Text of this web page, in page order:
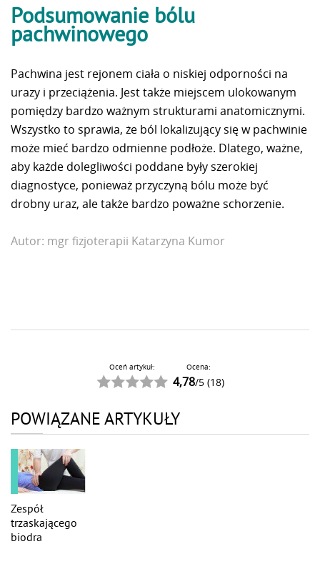
Podsumowanie bólu
pachwinowego
Pachwina jest rejonem ciała o niskiej odporności na
urazy i przeciążenia. Jest także miejscem ulokowanym
pomiędzy bardzo ważnym strukturami anatomicznymi.
Wszystko to sprawia, że ból lokalizujący się w pachwinie
może mieć bardzo odmienne podłoże. Dlatego, ważne,
aby każde dolegliwości poddane były szerokiej
diagnostyce, ponieważ przyczyną bólu może być
drobny uraz, ale także bardzo poważne schorzenie.
Autor: mgr fizjoterapii Katarzyna Kumor
Oceń artykuł: Ocena:
4,78/5(18)
POWIĄZANE ARTYKUŁY
Zespół
trzaskającego
biodra